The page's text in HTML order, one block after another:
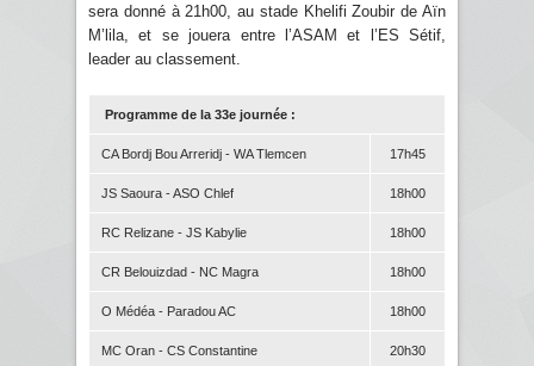
sera donné à 21h00, au stade Khelifi Zoubir de Aïn
M’lila, et se jouera entre l’ASAM et l’ES Sétif,
leader au classement.
Programme de la 33e journée :
CA Bordj Bou Arreridj - WA Tlemcen 17h45
JS Saoura - ASO Chlef 18h00
RC Relizane - JS Kabylie 18h00
CR Belouizdad - NC Magra 18h00
O Médéa - Paradou AC 18h00
MC Oran - CS Constantine 20h30